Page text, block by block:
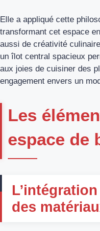
Elle a appliqué cette
transformant cet espace
aussi de créativité
un îlot central spacieux
aux joies de cuisiner des
engagement envers un
Les
espace de
des